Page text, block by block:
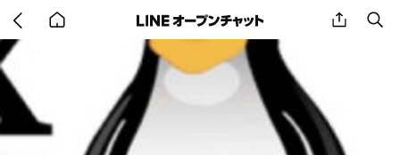
back share